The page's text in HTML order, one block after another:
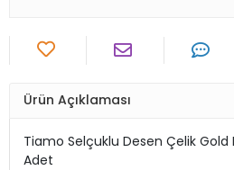
Ürün Açıklaması
Tiamo Selçuklu Desen Çelik
Adet